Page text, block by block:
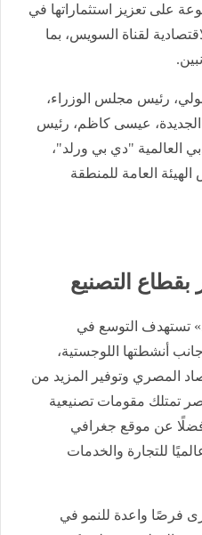
على تعزيز استثماراتها في
لقناة السويس، بما
رئيس مجلس الوزراء،
الجديدة، عيسى كاظم، رئيس
العالمية "دي بي ورلد"،
العامة للمنطقة
بقطاع التصنيع
تستهدف التوسع في
أنشطتها اللوجستية،
المصري وتوفير المزيد من
تمتلك مقومات تصنيعية
فضلًا عن موقع جغرافي
للتجارة والخدمات
فرصًا واعدة للنمو في